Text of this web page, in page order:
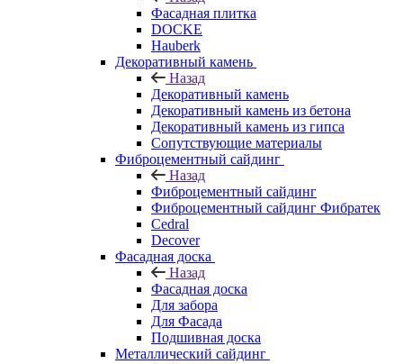
Фасадная плитка
DOCKE
Hauberk
Декоративный камень
Назад
Декоративный камень
Декоративный камень из бетона
Декоративный камень из гипса
Сопутствующие материалы
Фиброцементный сайдинг
Назад
Фиброцементный сайдинг
Фиброцементный сайдинг Фибратек
Cedral
Decover
Фасадная доска
Назад
Фасадная доска
Для забора
Для Фасада
Подшивная доска
Металлический сайдинг